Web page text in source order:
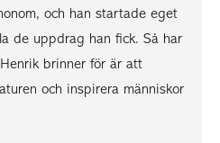
och han startade eget
de uppdrag han fick. Så har
brinner för är att
och inspirera människor